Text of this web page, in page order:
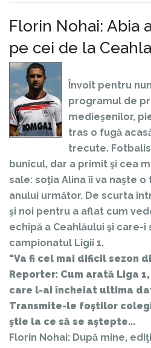
Florin Nohai: Abia
pe cei de la
Învoit pentru
programul de
medieşenilor,
tras o fugă
trecute.
bunicul, dar a primit şi cea
sale: soţia Alina îi va naşte
anului următor. De scurta
şi noi pentru a aflat cum
echipă a Ceahlăului şi care-
campionatul Ligii 1.
"Va fi cel mai dificil sezon
Reporter: Cum arată Liga
care l-ai încheiat ultima
Transmite-le foştilor
ştie la ce să se aştepte...
Florin Nohai: După mine,